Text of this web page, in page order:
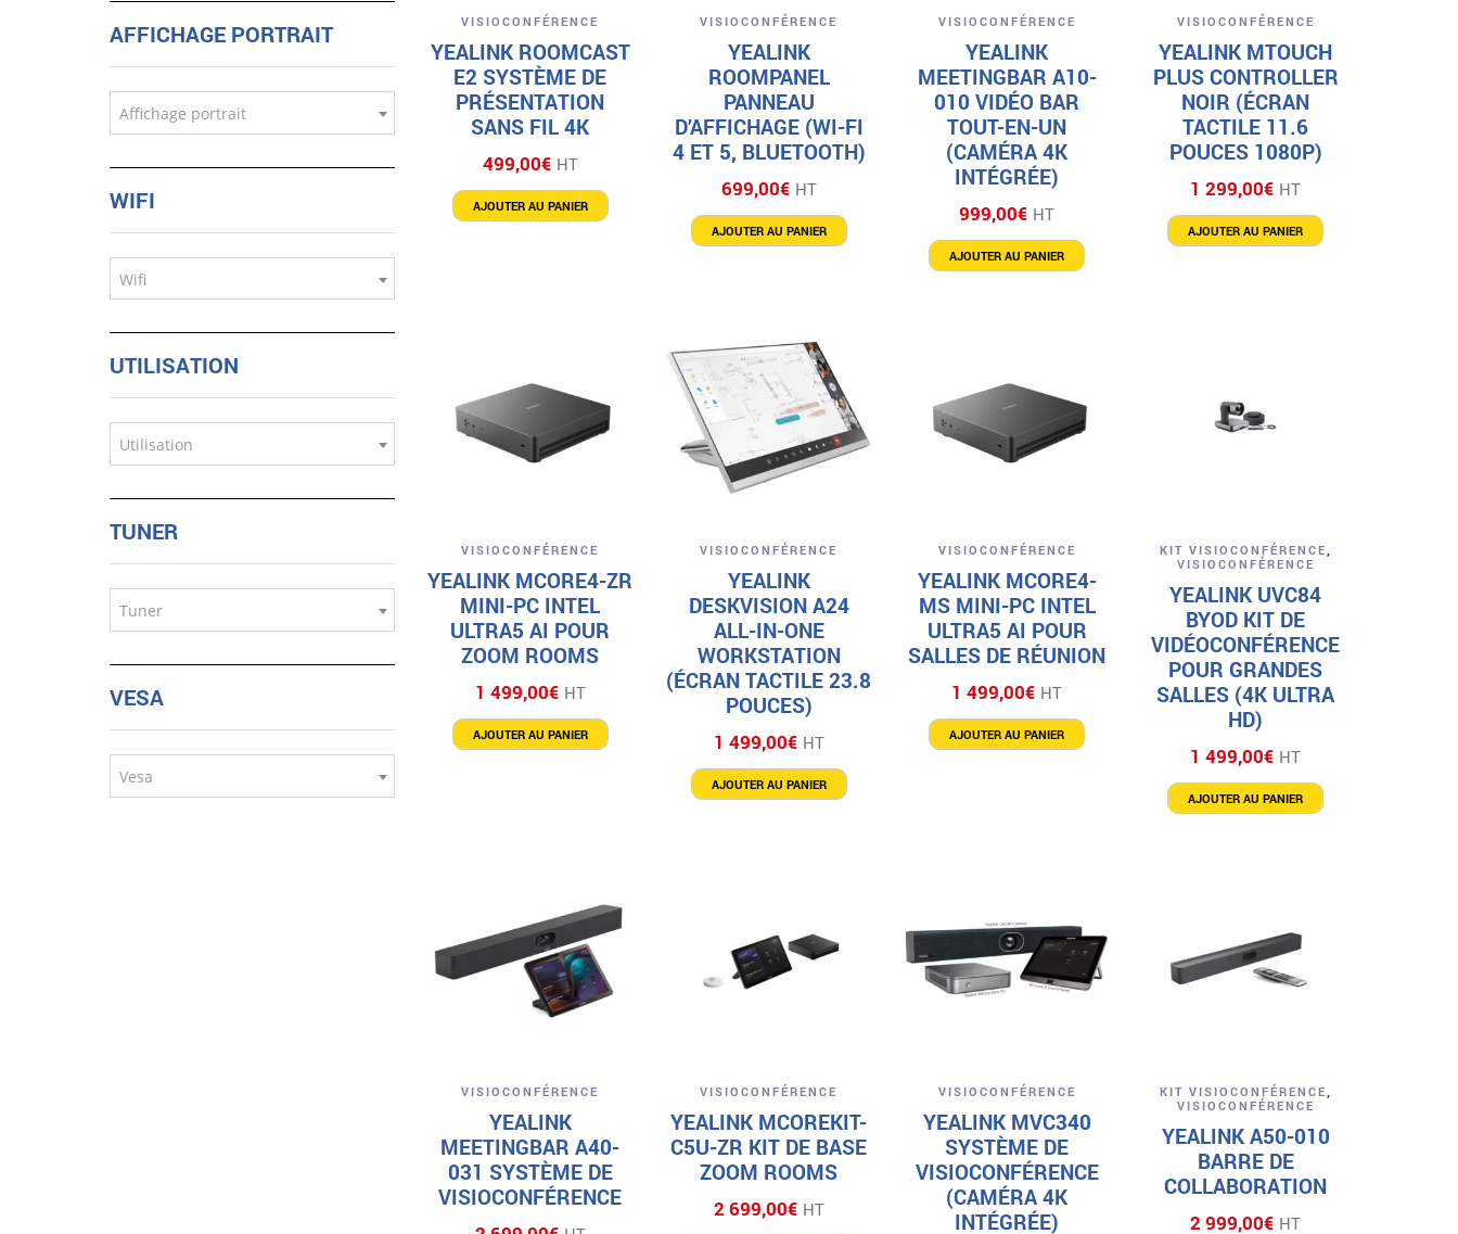
Aperçu
VISIOCONFÉRENCE
YEALINK ROOMCAST
E2 SYSTÈME DE
PRÉSENTATION
SANS FIL 4K
499,00€ HT
AJOUTER AU PANIER
Aperçu
VISIOCONFÉRENCE
YEALINK
ROOMPANEL
PANNEAU
D’AFFICHAGE (WI-FI
4 ET 5, BLUETOOTH)
699,00€ HT
AJOUTER AU PANIER
Aperçu
VISIOCONFÉRENCE
YEALINK
MEETINGBAR A10-
010 VIDÉO BAR
TOUT-EN-UN
(CAMÉRA 4K
INTÉGRÉE)
999,00€ HT
AJOUTER AU PANIER
Aperçu
VISIOCONFÉRENCE
YEALINK MTOUCH
PLUS CONTROLLER
NOIR (ÉCRAN
TACTILE 11.6
POUCES 1080P)
1 299,00€ HT
AJOUTER AU PANIER
Aperçu
VISIOCONFÉRENCE
YEALINK MCORE4-ZR
MINI-PC INTEL
ULTRA5 AI POUR
ZOOM ROOMS
1 499,00€ HT
AJOUTER AU PANIER
Aperçu
VISIOCONFÉRENCE
YEALINK
DESKVISION A24
ALL-IN-ONE
WORKSTATION
(ÉCRAN TACTILE 23.8
POUCES)
1 499,00€ HT
AJOUTER AU PANIER
Aperçu
VISIOCONFÉRENCE
YEALINK MCORE4-
MS MINI-PC INTEL
ULTRA5 AI POUR
SALLES DE RÉUNION
1 499,00€ HT
AJOUTER AU PANIER
Aperçu
KIT VISIOCONFÉRENCE
VISIOCONFÉRENCE
YEALINK UVC84
BYOD KIT DE
VIDÉOCONFÉRENCE
POUR GRANDES
SALLES (4K ULTRA
HD)
1 499,00€ HT
AJOUTER AU PANIER
Aperçu
VISIOCONFÉRENCE
YEALINK
MEETINGBAR A40-
031 SYSTÈME DE
VISIOCONFÉRENCE
Aperçu
VISIOCONFÉRENCE
YEALINK MCOREKIT-
C5U-ZR KIT DE BASE
ZOOM ROOMS
2 699,00€ HT
Aperçu
VISIOCONFÉRENCE
YEALINK MVC340
SYSTÈME DE
VISIOCONFÉRENCE
(CAMÉRA 4K
INTÉGRÉE)
Aperçu
KIT VISIOCONFÉRENCE,
VISIOCONFÉRENCE
YEALINK A50-010
BARRE DE
COLLABORATION
2 999,00€ HT
AFFICHAGE PORTRAIT
Affichage portrait
WIFI
Wifi
UTILISATION
Utilisation
TUNER
Tuner
VESA
Vesa